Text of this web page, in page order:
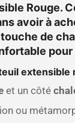
Rouge.
avoir à
de
extensible
et un côté
ou